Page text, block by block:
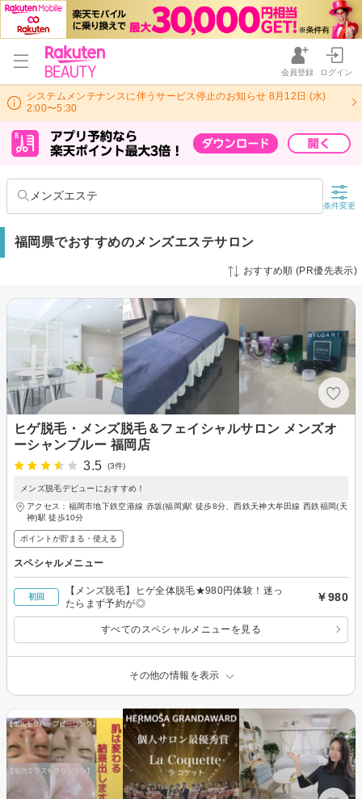
会員登録 ログイン
システムメンテナンスに伴うサービス停止のお知らせ 8月12日 (水)
2:00〜5:30
メンズエステ
条件変更
福岡県でおすすめのメンズエステサロン
おすすめ順 (PR優先表示)
ヒゲ脱毛・メンズ脱毛＆フェイシャルサロン メンズオ
ーシャンブルー 福岡店
3.5
(3件)
メンズ脱毛デビューにおすすめ！
アクセス：福岡市地下鉄空港線 赤坂(福岡)駅 徒歩8分、西鉄天神大牟田線 西鉄福岡(天
神)駅 徒歩10分
ポイントが貯まる・使える
スペシャルメニュー
初回
【メンズ脱毛】ヒゲ全体脱毛★980円体験！迷っ
たらまず予約が◎
￥980
すべてのスペシャルメニューを見る
その他の情報を表示